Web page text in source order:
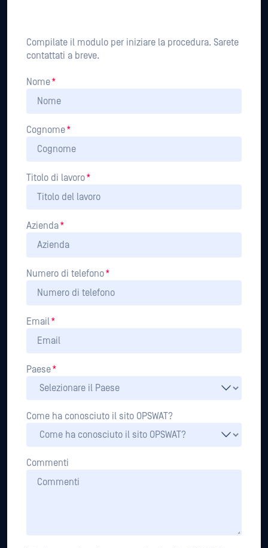
Compilate il modulo per iniziare la procedura. Sarete
contattati a breve.
Nome*
Cognome*
Titolo di lavoro*
Azienda*
Numero di telefono*
Email*
Paese*
Come ha conosciuto il sito OPSWAT?
Commenti